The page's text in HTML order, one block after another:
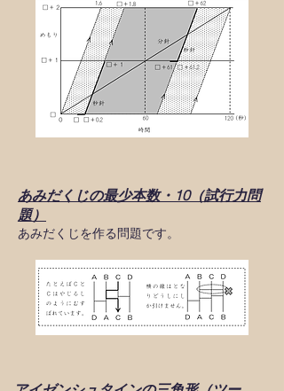
あみだくじの最少本数・10（試行力問
題）
あみだくじを作る問題です。